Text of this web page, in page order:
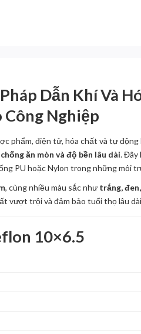
Dẫn Khí Và
Công Nghiệp
phẩm, điện tử, hóa chất và tự
ăn mòn và độ bền lâu dài. Đây
PU hoặc Nylon trong những môi
, cùng nhiều màu sắc như trắng,
vượt trội và đảm bảo tuổi thọ lâu
10×6.5